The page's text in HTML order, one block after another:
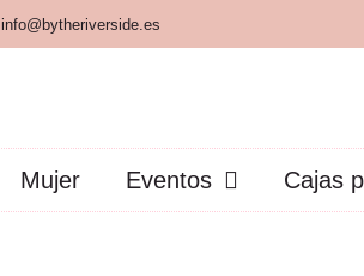
info@bytheriverside.es
Mujer Eventos Cajas